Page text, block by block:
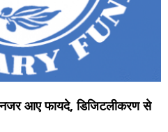
आए फायदे, डिजिटलीकरण से